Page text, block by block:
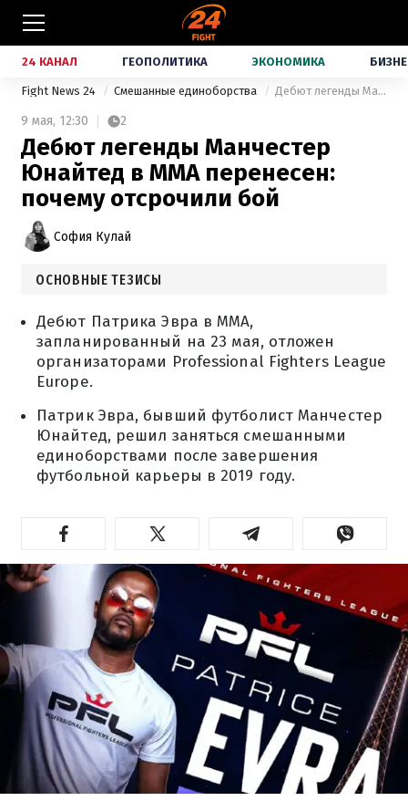
24 КАНАЛ ГЕОПОЛИТИКА ЭКОНОМИКА
Fight News 24 Смешанные единоборства Дебют легенды Манчестер Юнайтед в ММА перенесен: почему отсрочили бой
9 мая, 12:30 2
Дебют легенды Манчестер
Юнайтед в ММА перенесен:
почему отсрочили бой
София Кулай
ОСНОВНЫЕ ТЕЗИСЫ
Дебют Патрика Эвра в ММА,
запланированный на 23 мая, отложен
организаторами Professional Fighters League
Europe.
Патрик Эвра, бывший футболист Манчестер
Юнайтед, решил заняться смешанными
единоборствами после завершения
футбольной карьеры в 2019 году.